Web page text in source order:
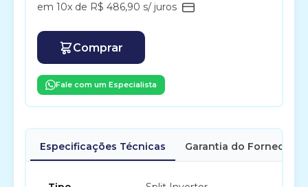
em 10x de R$ 486,90 s/ juros
Comprar
Fale com um Especialista
Especificações Técnicas Garantia do Fornecedor